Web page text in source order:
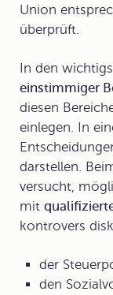
Union
überprüft.
In den
einstimmiger
diesen
einlegen. In
darstellen.
versucht,
mit
kontrovers
der
den